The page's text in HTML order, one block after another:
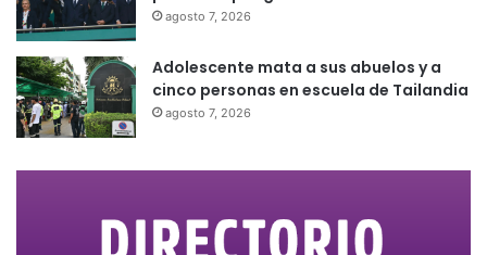
agosto 7, 2026
Adolescente mata a sus abuelos y a
cinco personas en escuela de Tailandia
agosto 7, 2026